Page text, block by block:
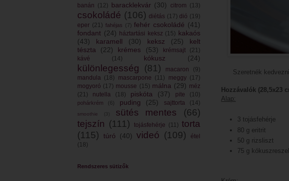
Szeretnék
Hozzávalók (28,5x23
Alap:
3 tojásfehérje
80 g eritrit
50 g rizsliszt
75 g
banán (12) baracklekvár (30) citrom (13)
csokoládé (106) diétás (17) dió (19)
eper (21) fahéjas (7) fehér csokoládé (41)
fondant (24) háztartási keksz (15) kakaós
(43)
karamell (30) keksz (25)
kelt
tészta
(22) krémes (53) krémsajt
(21)
kávé
(14) kókusz (24)
különlegesség (81) macaron
(9)
mandula (18) mascarpone (11) meggy (17)
mogyoró (17) mousse (15) málna (29) méz
(21)
nutella (18) piskóta (37) pite (10)
pohárkrém (6) puding (25) sajttorta (14)
smoothie (3) sütés mentes
(66)
tejszín (111) tojásfehérje (11) torta
(115)
túró (40) videó (109)
étel
(18)
Rendszeres sütizők